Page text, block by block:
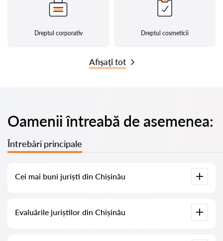
Dreptul corporativ Dreptul cosmeticii
Afișați tot
Oamenii întreabă de asemenea:
Întrebări principale
Cei mai buni juriști din Chișinău
informații complete. Prețuri, evaluări, numere de telefon și
Evaluările juriștilor din Chișinău